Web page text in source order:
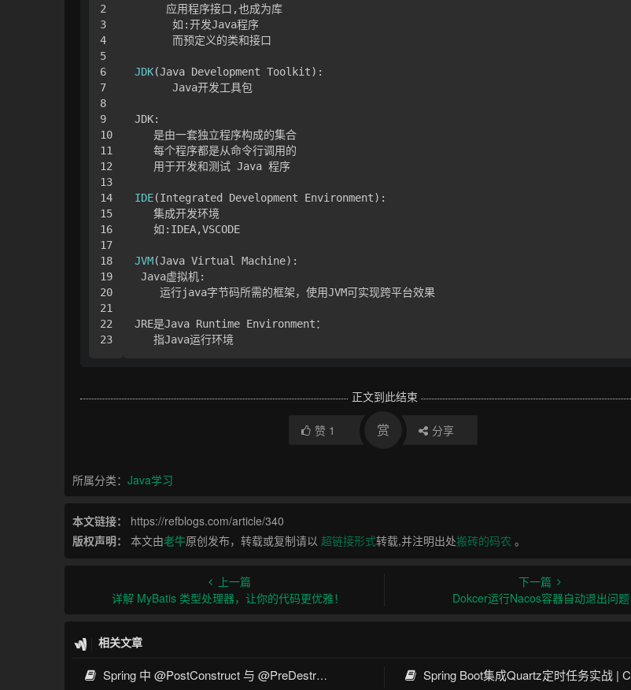
2
3
4
5
6
7
8
9
10
11
12
13
14
15
16
17
18
19
20
21
22
     应用程序接口,也成为库
      如:开发Java程序
      而预定义的类和接口
JDK(Java Development Toolkit):
      Java开发工具包
JDK:
   是由一套独立程序构成的集合
   每个程序都是从命令行调用的
   用于开发和测试 Java 程序
IDE(Integrated Development Environment):
   集成开发环境
   如:IDEA,VSCODE
JVM(Java Virtual Machine):
Java虚拟机:
    运行java字节码所需的框架，使用JVM可实现跨平台效果
JRE是Java Runtime Environment：
   指Java运行环境
正文到此结束
赞 1 赏 分享
所属分类：Java学习
本文链接：
https://refblogs.com/article/340
版权声明：
本文由老牛原创发布，转载或复制请以超链接形式转载,并注明出处搬砖的码农 。
上一篇
详解 MyBatis 类型处理器，让你的代码更优雅！
下一篇
Dokcer运行Nacos容器自动退出问题
相关文章
Spring 中 @PostConstruct 与 @PreDestroy 的完整与实战
Spring Boot集成Quartz定时任务实战 | Cron表达式详解